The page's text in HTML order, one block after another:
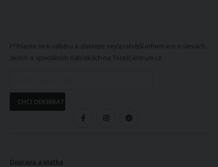
Přihlaste se k odběru a získtejte nejčerstvější informace o slevách,
akcích a speciálních nabídkách na TextilCentrum.cz.
CHCI ODEBÍRAT
Doprava a platba